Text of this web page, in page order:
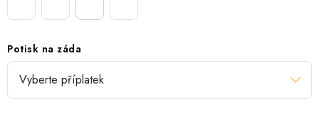
Potisk na záda